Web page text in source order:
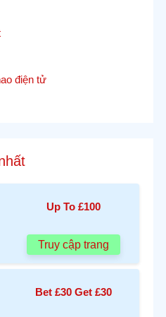
điện tử
Up To £100
Truy cập trang
Bet £30 Get £30